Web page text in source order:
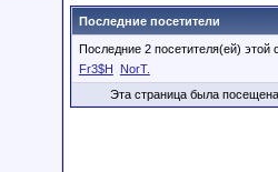
Последние посетители
Последние 2 посетителя(ей) этой
Fr3$H
NorT.
Эта страница была посещена